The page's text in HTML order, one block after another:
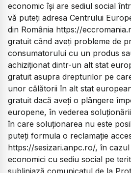
economic îşi are sediul social
vă puteţi adresa Centrului
din România https://
gratuit când aveţi probleme de
consumatorului cu un produs
achiziţionat dintr-un alt stat
gratuit asupra drepturilor pe
unor călătorii în alt stat
gratuit dacă aveţi o plângere
europene, în vederea
în care soluţionarea nu este
puteţi formula o reclamaţie
https://sesizari.anpc.ro/, în
economici cu sediu social pe